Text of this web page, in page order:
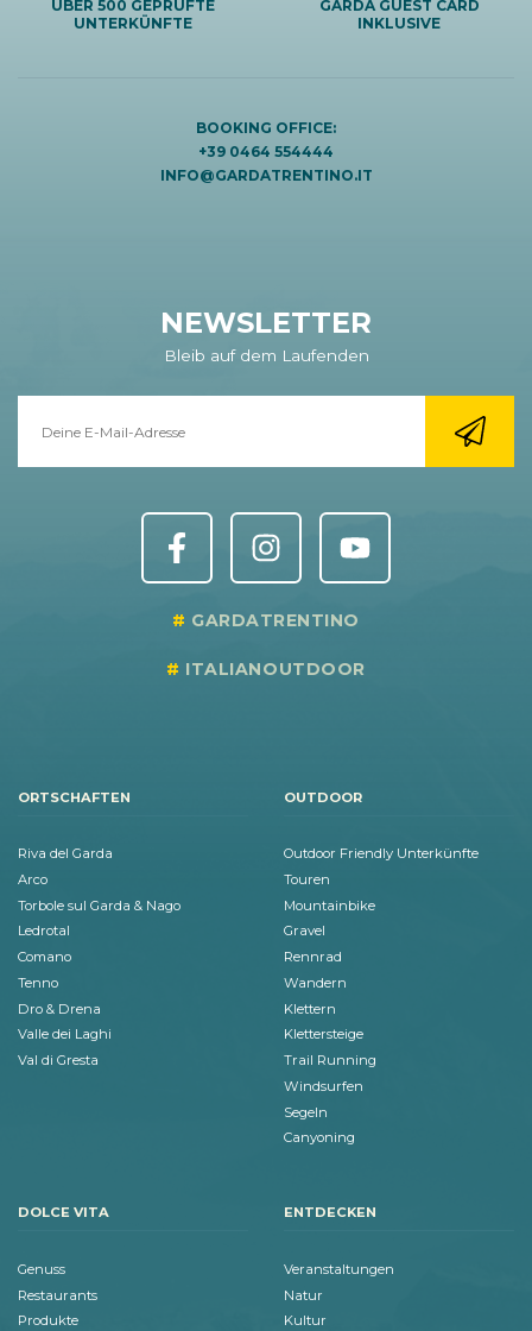
ÜBER 500 GEPRÜFTE
UNTERKÜNFTE
GARDA GUEST CARD
INKLUSIVE
BOOKING OFFICE:
+39 0464 554444
INFO@GARDATRENTINO.IT
NEWSLETTER
Bleib auf dem Laufenden
GARDATRENTINO
ITALIANOUTDOOR
ORTSCHAFTEN
Riva del Garda
Arco
Torbole sul Garda & Nago
Ledrotal
Comano
Tenno
Dro & Drena
Valle dei Laghi
Val di Gresta
OUTDOOR
Outdoor Friendly Unterkünfte
Touren
Mountainbike
Gravel
Rennrad
Wandern
Klettern
Klettersteige
Trail Running
Windsurfen
Segeln
Canyoning
DOLCE VITA
Genuss
Restaurants
Produkte
ENTDECKEN
Veranstaltungen
Natur
Kultur